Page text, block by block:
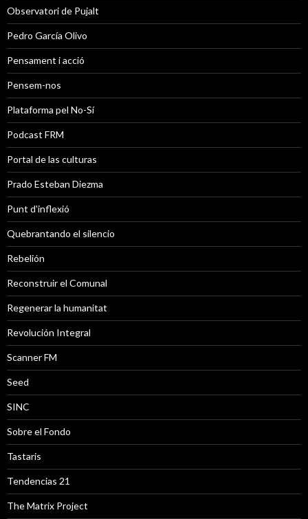
Observatori de Pujalt
Pedro García Olivo
Pensament i acció
Pensem-nos
Plataforma pel No-Sí
Podcast FRM
Portal de las culturas
Prado Esteban Diezma
Punt d'inflexió
Quebrantando el silencio
Rebelión
Reconstruir el Comunal
Regenerar la humanitat
Revolución Integral
Scanner FM
Seed
SINC
Sobre el Fondo
Tastaris
Tendencias 21
The Matrix Project